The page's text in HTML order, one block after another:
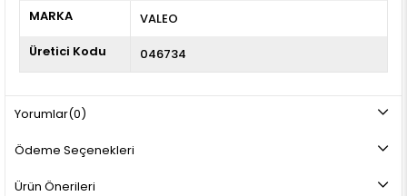
MARKA
VALEO
Üretici Kodu
046734
Yorumlar(0)
Ödeme Seçenekleri
Ürün Önerileri